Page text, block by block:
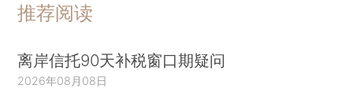
推荐阅读
离岸信托90天补税窗口期疑问
2026年08月08日